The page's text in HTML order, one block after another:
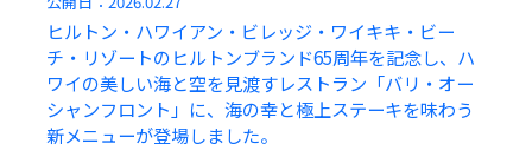
ヒルトン・ハワイアン・ビレッジ・ワイキキ・ビー
チ・リゾートのヒルトンブランド65周年を記念し、ハ
ワイの美しい海と空を見渡すレストラン「バリ・オー
シャンフロント」に、海の幸と極上ステーキを味わう
新メニューが登場しました。